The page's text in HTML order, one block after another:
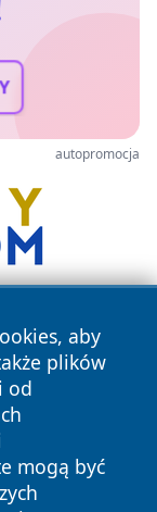
autopromocja
aby
plików
od
mogą być
zastrzeżone.